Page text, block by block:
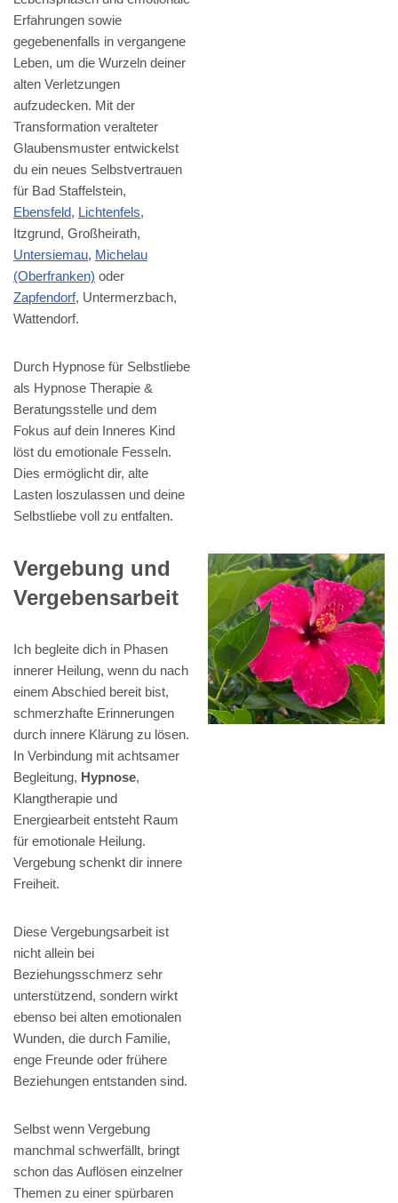
Erfahrungen sowie
gegebenenfalls in vergangene
Leben, um die Wurzeln deiner
alten Verletzungen
aufzudecken. Mit der
Transformation veralteter
Glaubensmuster entwickelst
du ein neues Selbstvertrauen
für Bad Staffelstein,
Ebensfeld, Lichtenfels,
Itzgrund, Großheirath,
Untersiemau, Michelau
(Oberfranken) oder
Zapfendorf, Untermerzbach,
Wattendorf.
Durch Hypnose für Selbstliebe
als Hypnose Therapie &
Beratungsstelle und dem
Fokus auf dein Inneres Kind
löst du emotionale Fesseln.
Dies ermöglicht dir, alte
Lasten loszulassen und deine
Selbstliebe voll zu entfalten.
Vergebung und
Vergebensarbeit
Ich begleite dich in Phasen
innerer Heilung, wenn du nach
einem Abschied bereit bist,
schmerzhafte Erinnerungen
durch innere Klärung zu lösen.
In Verbindung mit achtsamer
Begleitung, Hypnose,
Klangtherapie und
Energiearbeit entsteht Raum
für emotionale Heilung.
Vergebung schenkt dir innere
Freiheit.
Diese Vergebungsarbeit ist
nicht allein bei
Beziehungsschmerz sehr
unterstützend, sondern wirkt
ebenso bei alten emotionalen
Wunden, die durch Familie,
enge Freunde oder frühere
Beziehungen entstanden sind.
Selbst wenn Vergebung
manchmal schwerfällt, bringt
schon das Auflösen einzelner
Themen zu einer spürbaren